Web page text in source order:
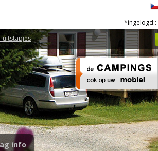
uitstapjes
*ingelogd::
info